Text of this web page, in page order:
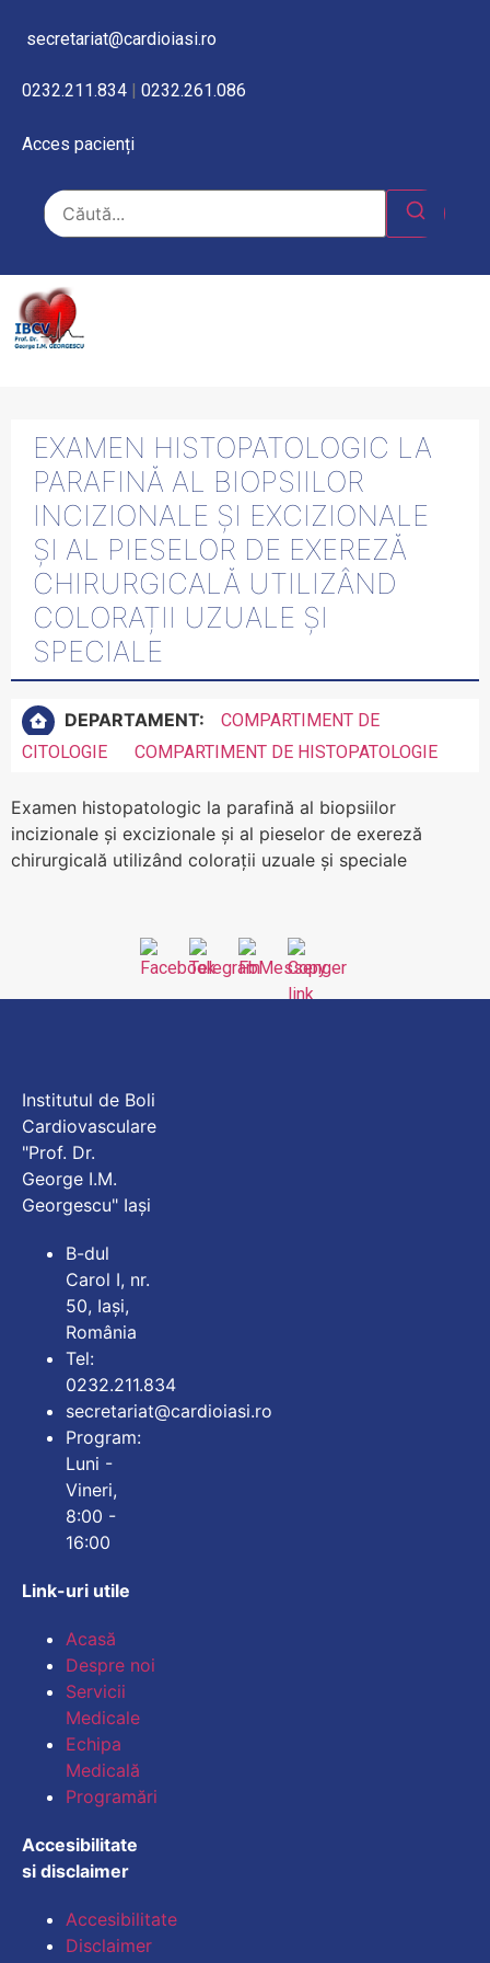
secretariat@cardioiasi.ro
0232.211.834 0232.261.086
Acces pacienți
EXAMEN HISTOPATOLOGIC LA
PARAFINĂ AL BIOPSIILOR
INCIZIONALE ȘI EXCIZIONALE
ȘI AL PIESELOR DE EXEREZĂ
CHIRURGICALĂ UTILIZÂND
COLORAȚII UZUALE ȘI
SPECIALE
DEPARTAMENT:
COMPARTIMENT DE
CITOLOGIE
COMPARTIMENT DE HISTOPATOLOGIE
Examen histopatologic la parafină al biopsiilor
incizionale și excizionale și al pieselor de exereză
chirurgicală utilizând colorații uzuale și speciale
Institutul de Boli
Cardiovasculare
"Prof. Dr.
George I.M.
Georgescu" Iași
B-dul
Carol I, nr.
50, Iași,
România
Tel:
0232.211.834
secretariat@cardioiasi.ro
Program:
Luni -
Vineri,
8:00 -
16:00
Link-uri utile
Acasă
Despre noi
Servicii
Medicale
Echipa
Medicală
Programări
Accesibilitate
si disclaimer
Accesibilitate
Disclaimer